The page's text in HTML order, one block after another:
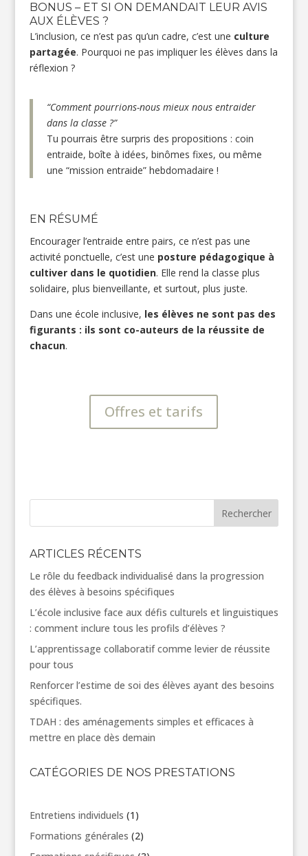
BONUS – ET SI ON DEMANDAIT LEUR AVIS
AUX ÉLÈVES ?
L’inclusion, ce n’est pas qu’un cadre, c’est une culture
partagée. Pourquoi ne pas impliquer les élèves dans la
réflexion ?
“Comment pourrions-nous mieux nous entraider
dans la classe ?”
Tu pourrais être surpris des propositions : coin
entraide, boîte à idées, binômes fixes, ou même
une “mission entraide” hebdomadaire !
EN RÉSUMÉ
Encourager l’entraide entre pairs, ce n’est pas une
activité ponctuelle, c’est une posture pédagogique à
cultiver dans le quotidien. Elle rend la classe plus
solidaire, plus bienveillante, et surtout, plus juste.
Dans une école inclusive, les élèves ne sont pas des
figurants : ils sont co-auteurs de la réussite de
chacun.
Offres et tarifs
Rechercher
ARTICLES RÉCENTS
Le rôle du feedback individualisé dans la progression
des élèves à besoins spécifiques
L’école inclusive face aux défis culturels et linguistiques
: comment inclure tous les profils d’élèves ?
L’apprentissage collaboratif comme levier de réussite
pour tous
Renforcer l’estime de soi des élèves ayant des besoins
spécifiques.
TDAH : des aménagements simples et efficaces à
mettre en place dès demain
CATÉGORIES DE NOS PRESTATIONS
Entretiens individuels 1 1
produit
Formations générales 22
produits